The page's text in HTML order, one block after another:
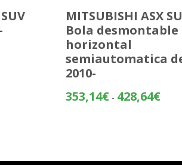
MITSUBISHI ASX
Bola desmontable
horizontal
semiautomatica
2010-
353,14€ - 428,64€
hasta